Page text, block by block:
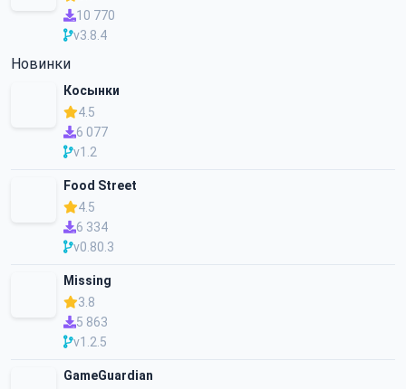
10 770
v3.8.4
Новинки
Косынки
4.5
6 077
v1.2
Food Street
4.5
6 334
v0.80.3
Missing
3.8
5 863
v1.2.5
GameGuardian